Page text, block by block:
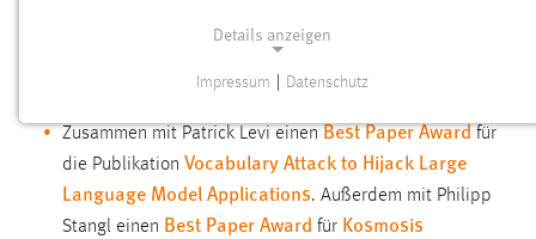
Gemessen an der Publikationsleistung bin ich unter den
Top-3 Wissenschaftlern der OTH Amberg-Weiden
Zusammen mit Patrick Levi einen Best Paper Award für
die Publikation Vocabulary Attack to Hijack Large
Language Model Applications. Außerdem mit Philipp
Stangl einen Best Paper Award für Kosmosis
Details anzeigen
Notwendige Cookies ermöglichen grundlegende
Funktionen und sind für die einwandfreie Funktion der
Website erforderlich.
Impressum Datenschutz